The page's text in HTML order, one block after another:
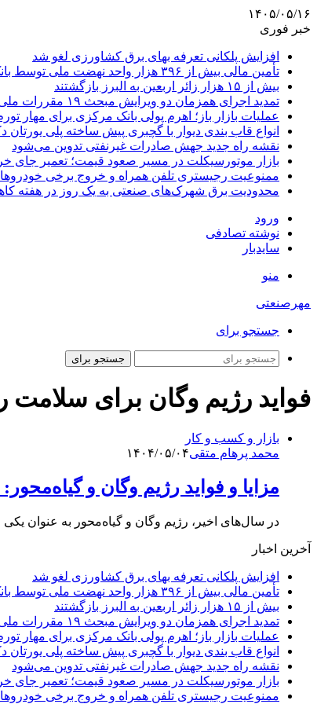
۱۴۰۵/۰۵/۱۶
خبر فوری
افزایش پلکانی تعرفه بهای برق کشاورزی لغو شد
تأمین مالی بیش از ۳۹۶ هزار واحد نهضت ملی توسط بانک مسکن
بیش از ۱۵ هزار زائر اربعین به البرز بازگشتند
تمدید اجرای همزمان دو ویرایش مبحث ۱۹ مقررات ملی ساختمان تا پایان سال
عملیات بازار باز؛ اهرم پولی بانک مرکزی برای مهار
انواع قاب بندی دیوار با گچبری پیش ساخته پلی
نقشه راه جدید جهش صادرات غیرنفتی تدوین می‌شود
بازار موتورسیکلت در مسیر صعود قیمت؛ تعمیر جای
ممنوعیت رجیستری تلفن همراه و خروج برخی خودروها
محدودیت برق شهرک‌های صنعتی به یک روز در هفته
ورود
نوشته تصادفی
سایدبار
منو
مهرصنعتی
جستجو برای
جستجو برای
فواید رژیم وگان برای سلامت
بازار و کسب و کار
محمد پرهام متقی۱۴۰۴/۰۵/۰۴
مزایا و فواید رژیم وگان و
در سال‌های اخیر، رژیم وگان و گیاه‌محور به عنوان
آخرین اخبار
افزایش پلکانی تعرفه بهای برق کشاورزی لغو شد
تأمین مالی بیش از ۳۹۶ هزار واحد نهضت ملی توسط بانک مسکن
بیش از ۱۵ هزار زائر اربعین به البرز بازگشتند
تمدید اجرای همزمان دو ویرایش مبحث ۱۹ مقررات ملی ساختمان تا پایان سال
عملیات بازار باز؛ اهرم پولی بانک مرکزی برای مهار
انواع قاب بندی دیوار با گچبری پیش ساخته پلی
نقشه راه جدید جهش صادرات غیرنفتی تدوین می‌شود
بازار موتورسیکلت در مسیر صعود قیمت؛ تعمیر جای
ممنوعیت رجیستری تلفن همراه و خروج برخی خودروها